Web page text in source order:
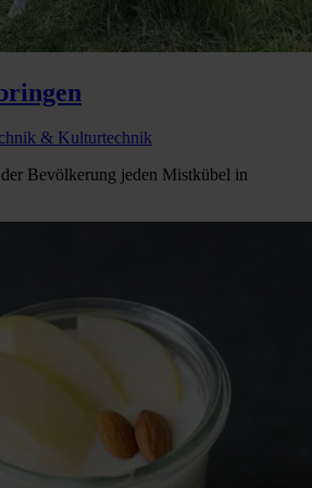
& Kulturtechnik
Bevölkerung jeden Mistkübel in